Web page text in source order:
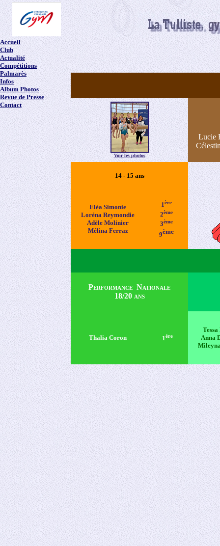
Accueil
Club
Actualité
Compétitions
Palmarès
Infos
Album Photos
Revue de Presse
Contact
Voir les photos
Lucie
14 - 15 ans
Eléa Simonie
Loréna Reymondie
Adèle Molinier
Mélina Ferraz
1ère
2ème
3ème
9ème
Performance Nationale
18/20 ans
Thalia Coron 1ère
Anna